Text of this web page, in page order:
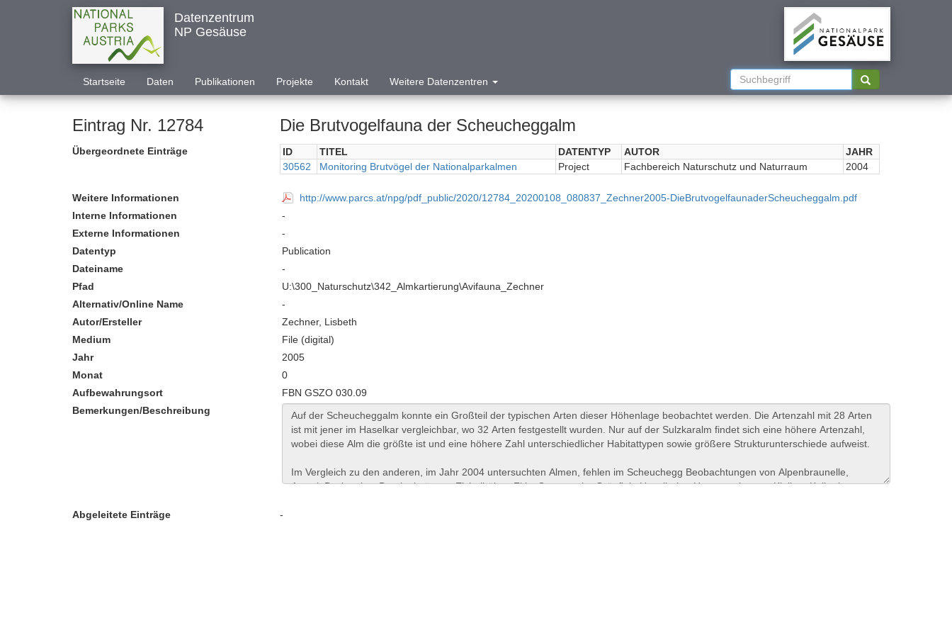
Datenzentrum
NP Gesäuse
Startseite Daten Publikationen Projekte Kontakt Weitere Datenzentren
Eintrag Nr. 12784 Die Brutvogelfauna der Scheucheggalm
Übergeordnete Einträge ID TITEL DATENTYP AUTOR
JAHR
30562
Monitoring Brutvögel der Nationalparkalmen Project Fachbereich Naturschutz und Naturraum 2004
Weitere Informationen
http://www.parcs.at/npg/pdf_public/2020/12784_20200108_080837_Zechner2005-DieBrutvogelfaunaderScheucheggalm.pdf
Interne Informationen
-
Externe Informationen
-
Datentyp
Publication
Dateiname
-
Pfad
U:\300_Naturschutz\342_Almkartierung\Avifauna_Zechner
Alternativ/Online Name
-
Autor/Ersteller
Zechner, Lisbeth
Medium
File (digital)
Jahr
2005
Monat
0
Aufbewahrungsort
FBN GSZO 030.09
Bemerkungen/Beschreibung
Abgeleitete Einträge -